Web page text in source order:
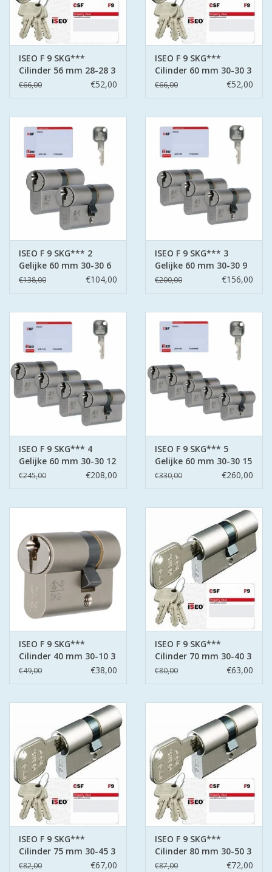
ISEO F 9 SKG***
Cilinder 56 mm 28-28 3
sleutels
€66,00 €52,00
ISEO F 9 SKG***
Cilinder 60 mm 30-30 3
sleutels
€66,00 €52,00
ISEO F 9 SKG*** 2
Gelijke 60 mm 30-30 6
sleutels
€138,00 €104,00
ISEO F 9 SKG*** 3
Gelijke 60 mm 30-30 9
sleutels
€200,00 €156,00
ISEO F 9 SKG*** 4
Gelijke 60 mm 30-30 12
sleutels
€245,00 €208,00
ISEO F 9 SKG*** 5
Gelijke 60 mm 30-30 15
sleutels
€330,00 €260,00
ISEO F 9 SKG***
Cilinder 40 mm 30-10 3
sleutels
€49,00 €38,00
ISEO F 9 SKG***
Cilinder 70 mm 30-40 3
sleutels
€80,00 €63,00
ISEO F 9 SKG***
Cilinder 75 mm 30-45 3
sleutels
€82,00 €67,00
ISEO F 9 SKG***
Cilinder 80 mm 30-50 3
sleutels
€87,00 €72,00